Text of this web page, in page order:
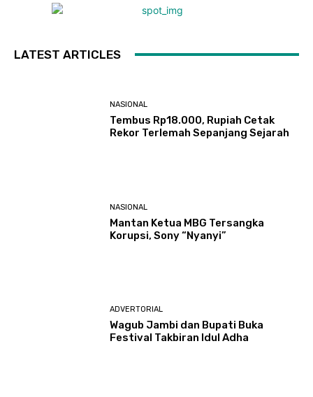
LATEST ARTICLES
NASIONAL
Tembus Rp18.000, Rupiah Cetak
Rekor Terlemah Sepanjang Sejarah
NASIONAL
Mantan Ketua MBG Tersangka
Korupsi, Sony “Nyanyi”
ADVERTORIAL
Wagub Jambi dan Bupati Buka
Festival Takbiran Idul Adha